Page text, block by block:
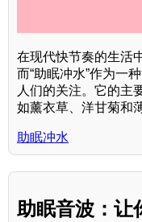
在现代快节奏的生活
而“助眠冲水”作为一
人们的关注。它的主
如薰衣草、洋甘菊和
助眠冲水
助眠音波：让